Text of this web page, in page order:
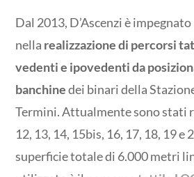
Dal 2013, D’Ascenzi è impegnato
nella realizzazione di percorsi
vedenti e ipovedenti da
banchinedei binari della
Termini. Attualmente sono stati
12, 13, 14, 15bis, 16, 17, 18, 19 e
superficie totale di 6.000 metri